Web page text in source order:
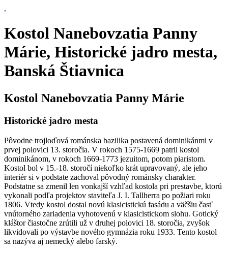
.
Kostol Nanebovzatia Panny
Márie, Historické jadro mesta,
Banská Štiavnica
Kostol Nanebovzatia Panny Márie
Historické jadro mesta
Pôvodne trojloďová románska bazilika postavená dominikánmi v
prvej polovici 13. storočia. V rokoch 1575-1669 patril kostol
dominikánom, v rokoch 1669-1773 jezuitom, potom piaristom.
Kostol bol v 15.-18. storočí niekoľko krát upravovaný, ale jeho
interiér si v podstate zachoval pôvodný románsky charakter.
Podstatne sa zmenil len vonkajší vzhľad kostola pri prestavbe, ktorú
vykonali podľa projektov staviteľa J. I. Tallherra po požiari roku
1806. Vtedy kostol dostal novú klasicistickú fasádu a väčšiu časť
vnútorného zariadenia vyhotovenú v klasicistickom slohu. Gotický
kláštor čiastočne zrútili už v druhej polovici 18. storočia, zvyšok
likvidovali po výstavbe nového gymnázia roku 1933. Tento kostol
sa nazýva aj nemecký alebo farský.